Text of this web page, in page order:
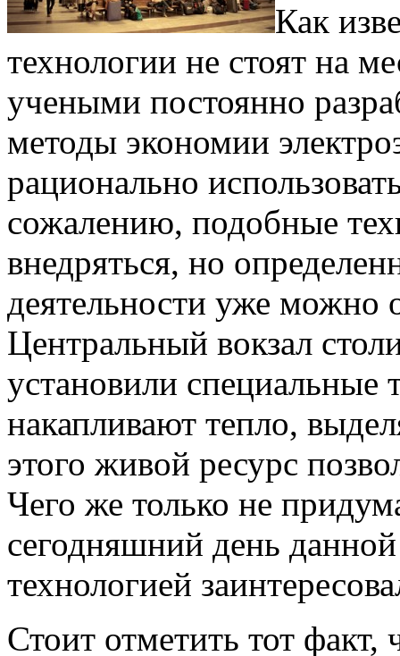
Как
технологии не стоят на
учеными постоянно
методы экономии
рационально
сожалению, подобные
внедряться, но
деятельности уже можно
Центральный вокзал
установили специальные
накапливают тепло,
этого живой ресурс
Чего же только не
сегодняшний день
технологией
Стоит отметить тот факт,